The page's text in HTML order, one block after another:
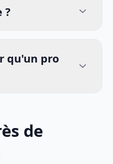
?
qu'un pro
de